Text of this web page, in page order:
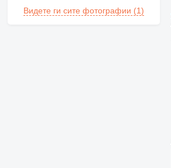
Видете ги сите фотографии (1)